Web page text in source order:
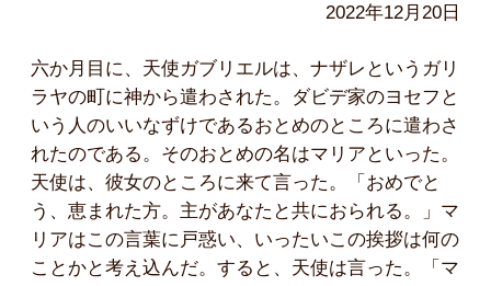
2022年12月20日
六か月目に、天使ガブリエルは、ナザレというガリ
ラヤの町に神から遣わされた。ダビデ家のヨセフと
いう人のいいなずけであるおとめのところに遣わさ
れたのである。そのおとめの名はマリアといった。
天使は、彼女のところに来て言った。「おめでと
う、恵まれた方。主があなたと共におられる。」マ
リアはこの言葉に戸惑い、いったいこの挨拶は何の
ことかと考え込んだ。すると、天使は言った。「マ